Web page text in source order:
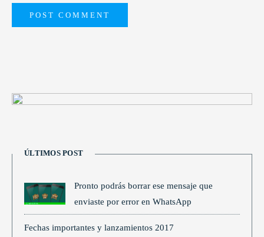
ÚLTIMOS POST
Pronto podrás borrar ese mensaje que
enviaste por error en WhatsApp
Fechas importantes y lanzamientos 2017